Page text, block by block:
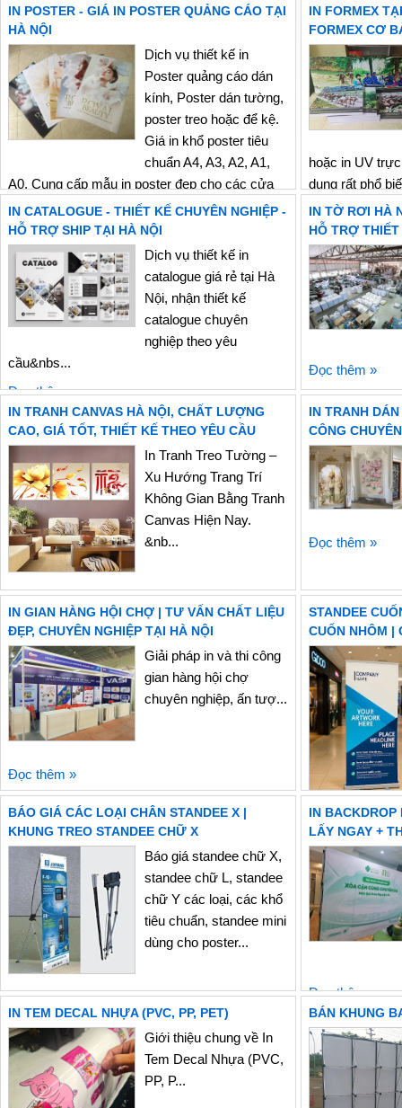
để gửi file –
ng...
Đọc thêm »
IN POSTER - GIÁ IN POSTER QUẢNG CÁO TẠI
HÀ NỘI
Dịch vụ thiết kế in
Poster quảng cáo dán
kính, Poster dán tường,
poster treo hoặc để kệ.
Giá in khổ poster tiêu
chuẩn A4, A3, A2, A1,
A0. Cung cấp mẫu in poster đẹp cho các cửa
hàng, khách sạn, cafe, shownroom, ...Poster
dán có sẵn lớp keo phía sau được in decal
dánPoster bằng giấy...
IN FORMEX
FORMEX CƠ
hoặc in UV
dụng rất phổ
ưu điểm nhẹ,
nhanh và chi
thường được
Đọc thêm »
IN CATALOGUE - THIẾT KẾ CHUYÊN NGHIỆP -
HỖ TRỢ SHIP TẠI HÀ NỘI
Dịch vụ thiết kế in
catalogue giá rẻ tại Hà
Nội, nhận thiết kế
catalogue chuyên
nghiệp theo yêu
cầu&nbs...
Đọc thêm »
IN TỜ RƠI HÀ
HỖ TRỢ
Đọc thêm »
IN TRANH CANVAS HÀ NỘI, CHẤT LƯỢNG
CAO, GIÁ TỐT, THIẾT KẾ THEO YÊU CẦU
In Tranh Treo Tường –
Xu Hướng Trang Trí
Không Gian Bằng Tranh
Canvas Hiện Nay.
&nb...
Đọc thêm »
IN TRANH
CÔNG
Đọc thêm »
IN GIAN HÀNG HỘI CHỢ | TƯ VẤN CHẤT LIỆU
ĐẸP, CHUYÊN NGHIỆP TẠI HÀ NỘI
Giải pháp in và thi công
gian hàng hội chợ
chuyên nghiệp, ấn tượ...
Đọc thêm »
STANDEE
CUỐN NHÔM |
Đọc thêm »
BÁO GIÁ CÁC LOẠI CHÂN STANDEE X |
KHUNG TREO STANDEE CHỮ X
Báo giá standee chữ X,
standee chữ L, standee
chữ Y các loại, các khổ
tiêu chuẩn, standee mini
dùng cho poster...
Đọc thêm »
IN
LẤY NGAY +
Đọc thêm »
IN TEM DECAL NHỰA (PVC, PP, PET)
Giới thiệu chung về In
Tem Decal Nhựa (PVC,
PP, P...
BÁN KHUNG